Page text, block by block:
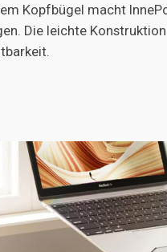
Kopfbügel macht
Die leichte